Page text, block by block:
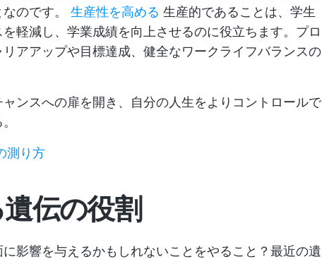
のです。 生産性を高める 生産的であることは、学生
軽減し、学業成績を向上させるのに役立ちます。プロ
アアップや目標達成、健全なワークライフバランスの
ンスへの扉を開き、自分の人生をよりコントロールで
測り方
伝の役割
影響を与えるかもしれないことをやること？最近の遺